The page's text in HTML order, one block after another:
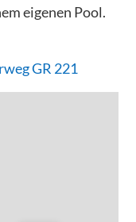
eigenen Pool.
GR 221